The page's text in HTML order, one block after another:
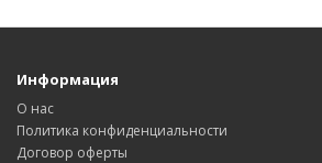
Информация
О нас
Политика конфиденциальности
Договор оферты